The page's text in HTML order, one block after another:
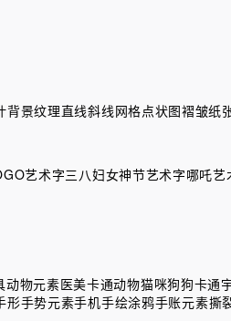
背景纹理直线斜线网格点状图褶皱纸
艺术字三八妇女神节艺术字哪吒艺
动物元素医美卡通动物猫咪狗狗卡通
形手势元素手机手绘涂鸦手账元素撕